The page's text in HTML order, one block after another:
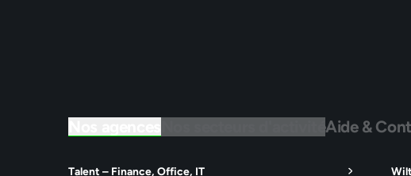
Nos secteurs d'activitéAide &
Talent – Finance, Office, IT